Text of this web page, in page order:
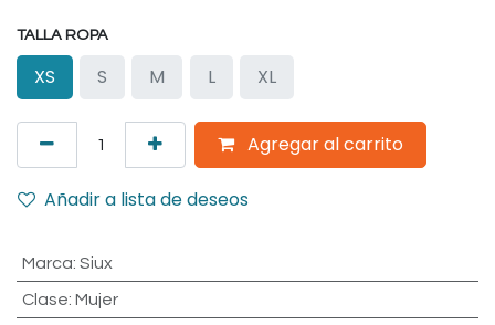
TALLA ROPA
XS S M L XL
Agregar al carrito
Añadir a lista de deseos
Marca: Siux
Clase: Mujer